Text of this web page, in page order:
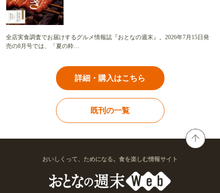
全店実食調査でお届けするグルメ情報誌『おとなの週末』。2026年7月15日発
売の8月号では、「夏の粋…
詳細・購入はこちら
既刊の一覧
おいしくって、ためになる。食を楽しむ情報サイト